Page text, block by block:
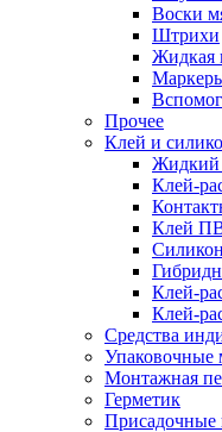
Воски
Штрихи
Жидкая
Прочее
Клей и
Жидкий
Клей-
Клей
Силикон
Клей-
Клей-
Средства
Упаковочные
Монтажная
Герметик